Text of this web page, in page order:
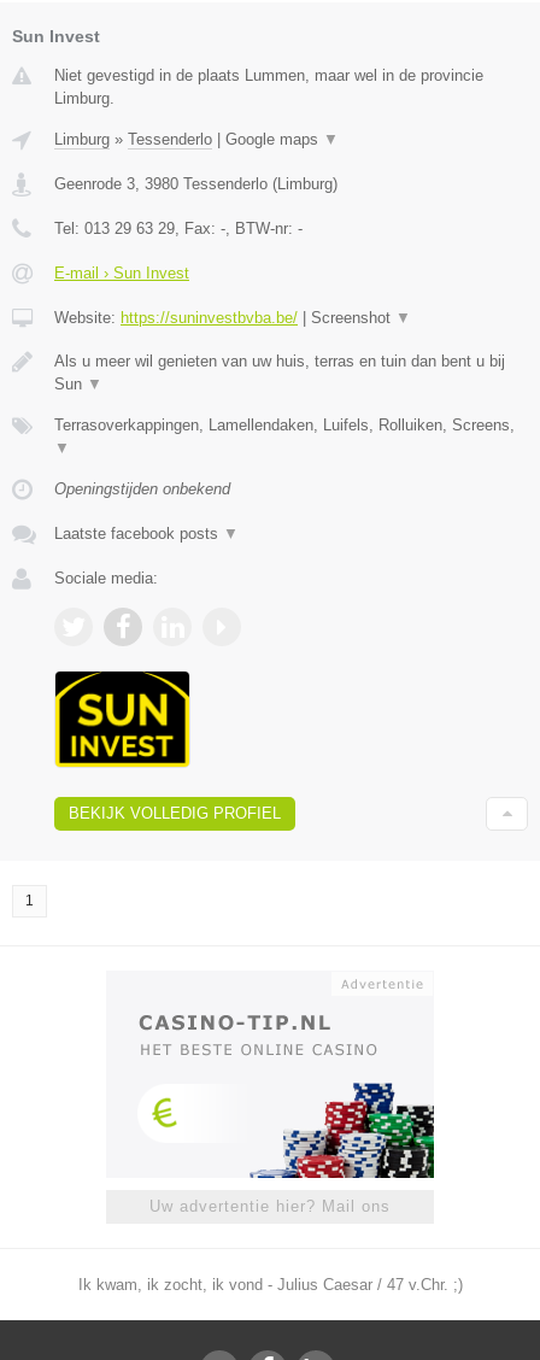
Sun Invest
Niet gevestigd in de plaats Lummen, maar wel in de provincie
Limburg.
Limburg » Tessenderlo Google maps ▼
Geenrode 3, 3980 Tessenderlo (Limburg)
Tel: 013 29 63 29, Fax: -, BTW-nr: -
E-mail › Sun Invest
Website: https://suninvestbvba.be/ Screenshot ▼
Als u meer wil genieten van uw huis, terras en tuin dan bent u bij
Sun ▼
Terrasoverkappingen, Lamellendaken, Luifels, Rolluiken, Screens,
▼
Openingstijden onbekend
Laatste facebook posts ▼
Sociale media:
BEKIJK VOLLEDIG PROFIEL
1
Uw advertentie hier? Mail ons
Ik kwam, ik zocht, ik vond - Julius Caesar / 47 v.Chr. ;)